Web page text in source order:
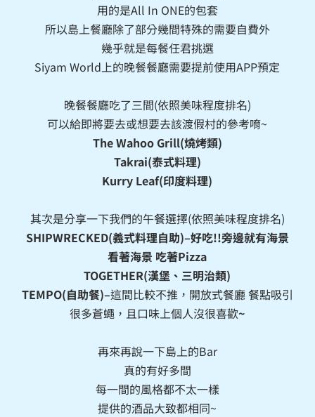
用的是All In ONE的包套
所以島上餐廳除了部分幾間特殊的需要自費外
幾乎就是每餐任君挑選
Siyam World上的晚餐餐廳需要提前使用APP預定
晚餐餐廳吃了三間(依照美味程度排名)
可以給即將要去或想要去該渡假村的參考唷~
The Wahoo Grill(燒烤類)
Takrai(泰式料理)
Kurry Leaf(印度料理)
其次是分享一下我們的午餐選擇(依照美味程度排名)
SHIPWRECKED(義式料理自助)–好吃!!旁邊就有海景
看著海景 吃著Pizza
TOGETHER(漢堡、三明治類)
TEMPO(自助餐)–這間比較不推，開放式餐廳 餐點吸引
很多蒼蠅，且口味上個人沒很喜歡~
再來再說一下島上的Bar
真的有好多間
每一間的風格都不太一樣
提供的酒品大致都相同~